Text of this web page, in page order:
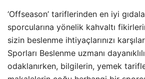
‘Offseason’ tariflerinden en iyi
sporcularına yönelik kahvaltı
sizin beslenme ihtiyaçlarınızı
Sporları Beslenme uzmanı
odaklanırken, bilgilerin, yemek